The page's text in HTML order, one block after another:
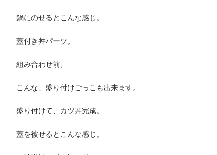
鍋にのせるとこんな感じ。
蓋付き丼パーツ。
組み合わせ前。
こんな、盛り付けごっこも出来ます。
盛り付けて、カツ丼完成。
蓋を被せるとこんな感じ。